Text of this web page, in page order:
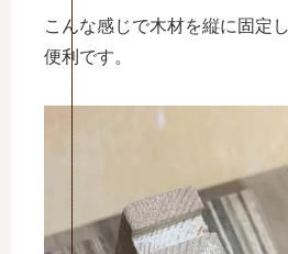
こんな感じで木材を縦に固定
便利です。